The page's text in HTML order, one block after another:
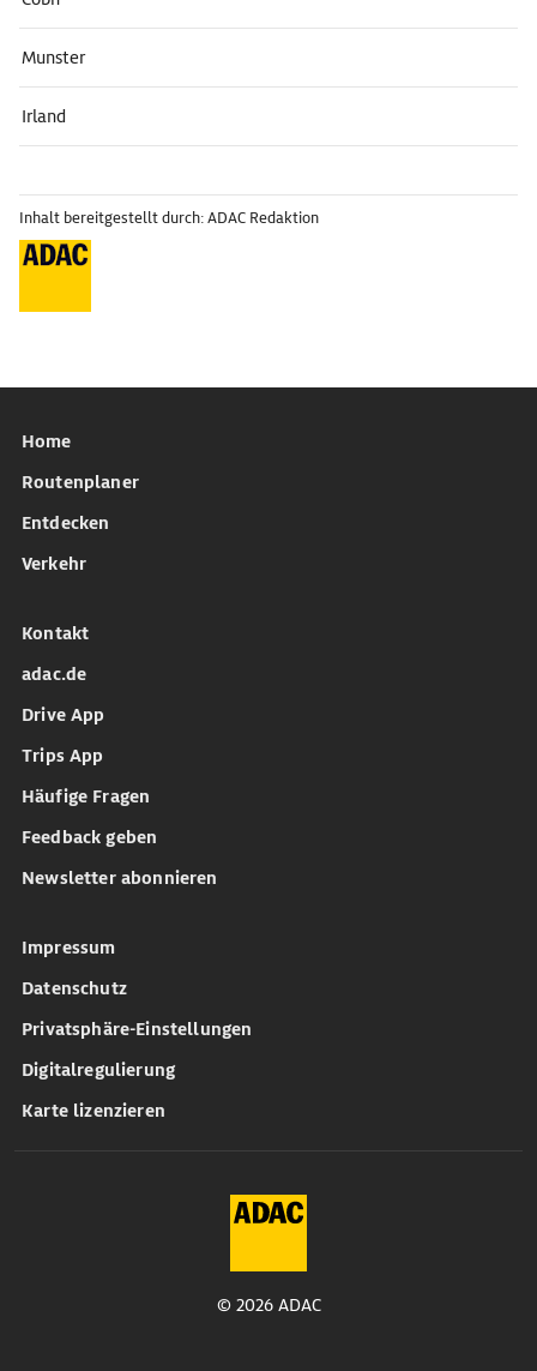
Munster
Irland
Inhalt bereitgestellt durch: ADAC Redaktion
Home
Routenplaner
Entdecken
Verkehr
Kontakt
adac.de
Drive App
Trips App
Häufige Fragen
Feedback geben
Newsletter abonnieren
Impressum
Datenschutz
Privatsphäre-Einstellungen
Digitalregulierung
Karte lizenzieren
© 2026 ADAC